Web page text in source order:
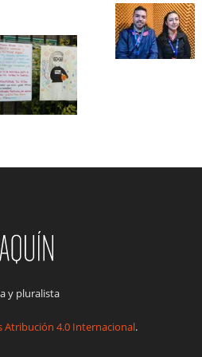
y pluralista
Atribución 4.0 Internacional.